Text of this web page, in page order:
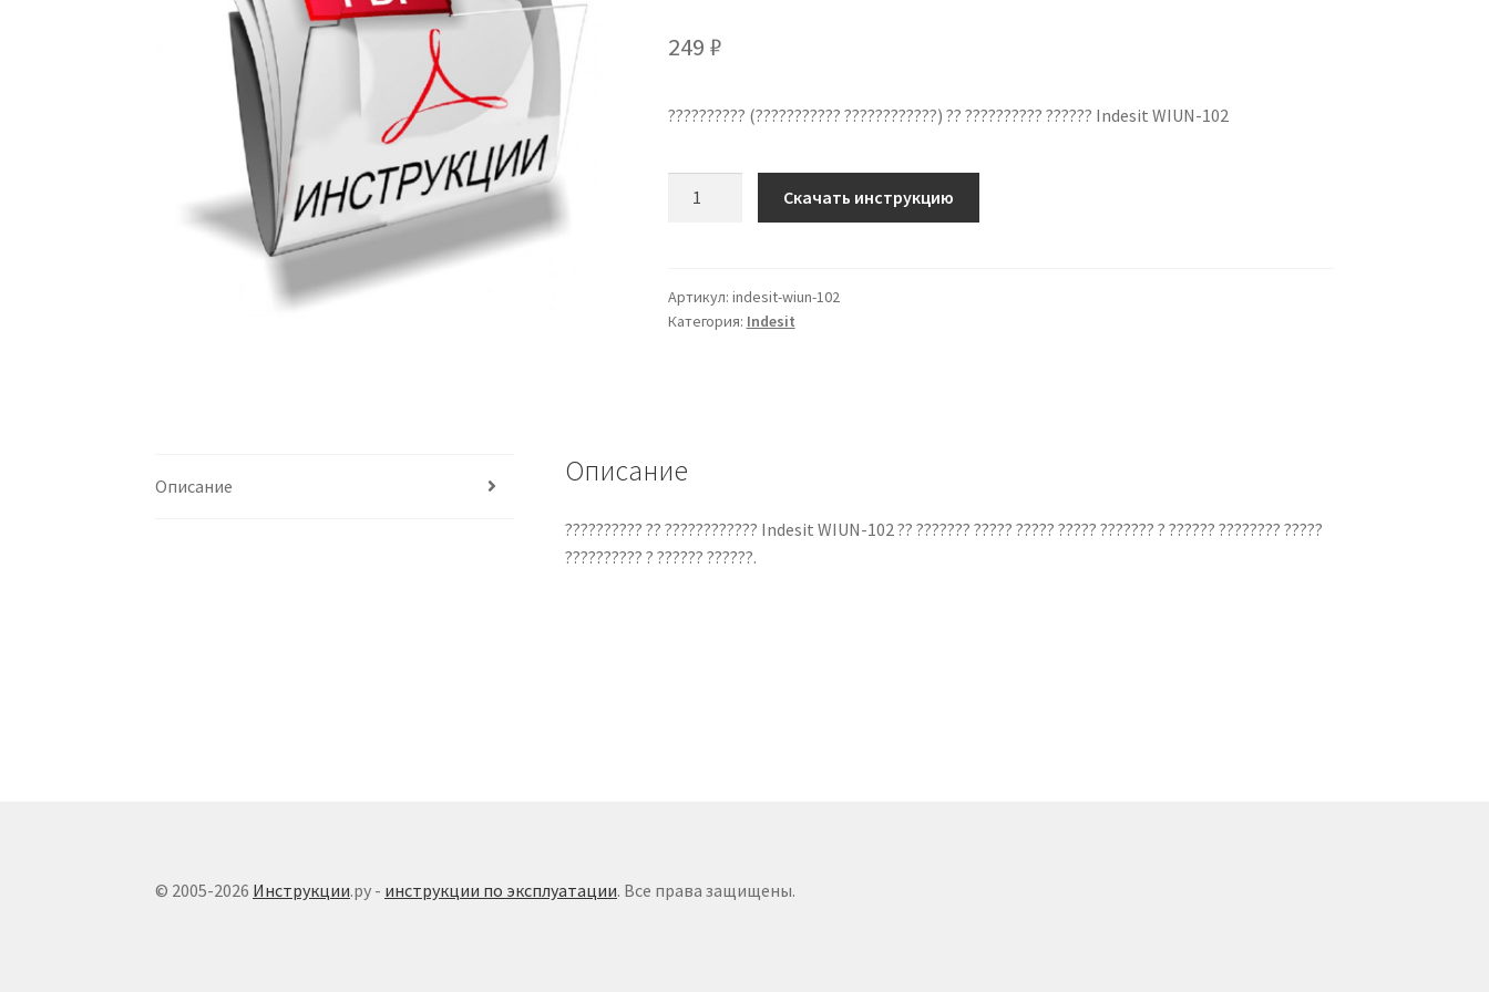
249 ₽
?????????? (??????????? ????????????) ?? ?????????? ?????? Indesit WIUN-102
Indesit
WIUN-
Скачать инструкцию
Артикул: indesit-wiun-102
Категория: Indesit
Описание Описание
?????????? ?? ???????????? Indesit WIUN-102 ?? ??????? ????? ????? ????? ??????? ? ?????? ???????? ?????
?????????? ? ?????? ??????.
© 2005-2026 Инструкции.ру - инструкции по эксплуатации. Все права защищены.